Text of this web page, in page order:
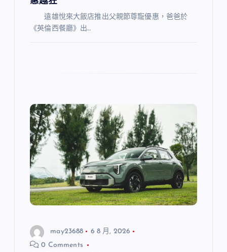
遠雄悅來大飯店推出父親節尊寵優惠，爸爸於
《英倫西餐廳》出…
may23688
6 8 月, 2026
0 Comments